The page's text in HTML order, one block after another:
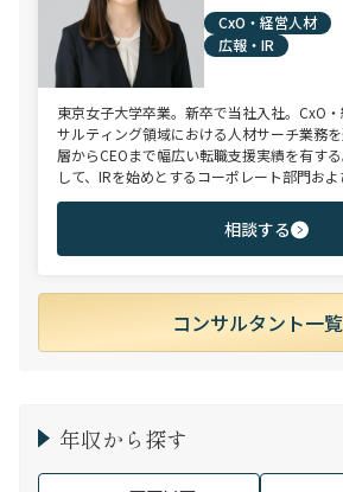
CxO・経営人材
広報・IR
東京女子大学卒業。新卒で当社入社。CxO
サルティング領域における人材サーチ業務
層からCEOまで幅広い転職支援実績を有す
して、IRを始めとするコーポレート部門お
ファーム領域を中心に担当。未経験・ポテ
ル・ハイクラス層まで、年代・職階を問わ
相談する
コンサルタント一覧
年収から探す